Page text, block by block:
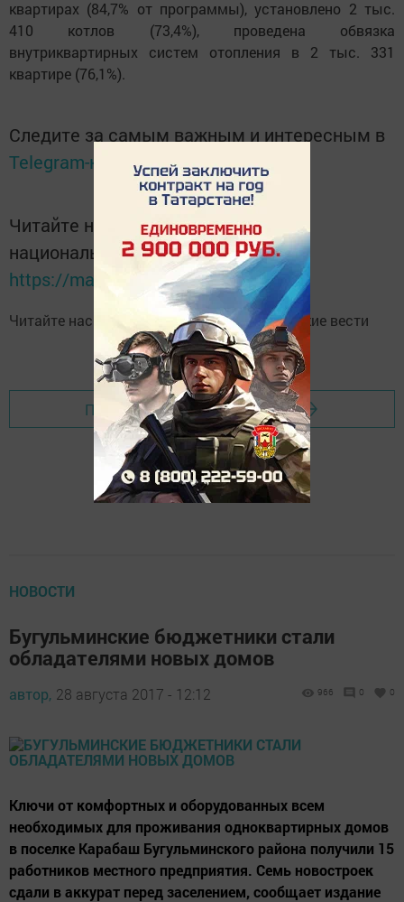
квартирах (84,7% от программы), установлено 2 тыс.
410 котлов (73,4%), проведена обвязка
внутриквартирных систем отопления в 2 тыс. 331
квартире (76,1%).
Следите за самым важным и интересным в
Telegram-каналеТатмедиа
Читайте новости Татарстана в
национальном мессенджере MАХ:
https://max.ru/tatmedia
Читайте нас в Telegram-каналеВысокогорские вести
Перейти на страницу новости
НОВОСТИ
Бугульминские бюджетники стали
обладателями новых домов
автор, 28 августа 2017 - 12:12 966 0 0
Ключи от комфортных и оборудованных всем
необходимых для проживания одноквартирных домов
в поселке Карабаш Бугульминского района получили 15
работников местного предприятия. Семь новостроек
сдали в аккурат перед заселением, сообщает издание